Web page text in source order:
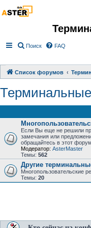
Поиск FAQ
Список форумов
Если Вы еще не решили
замечания или
обращайтесь в этот форум.
Модератор: AsterMaster
Темы: 562
Другие
Многопользовательские
Темы: 20